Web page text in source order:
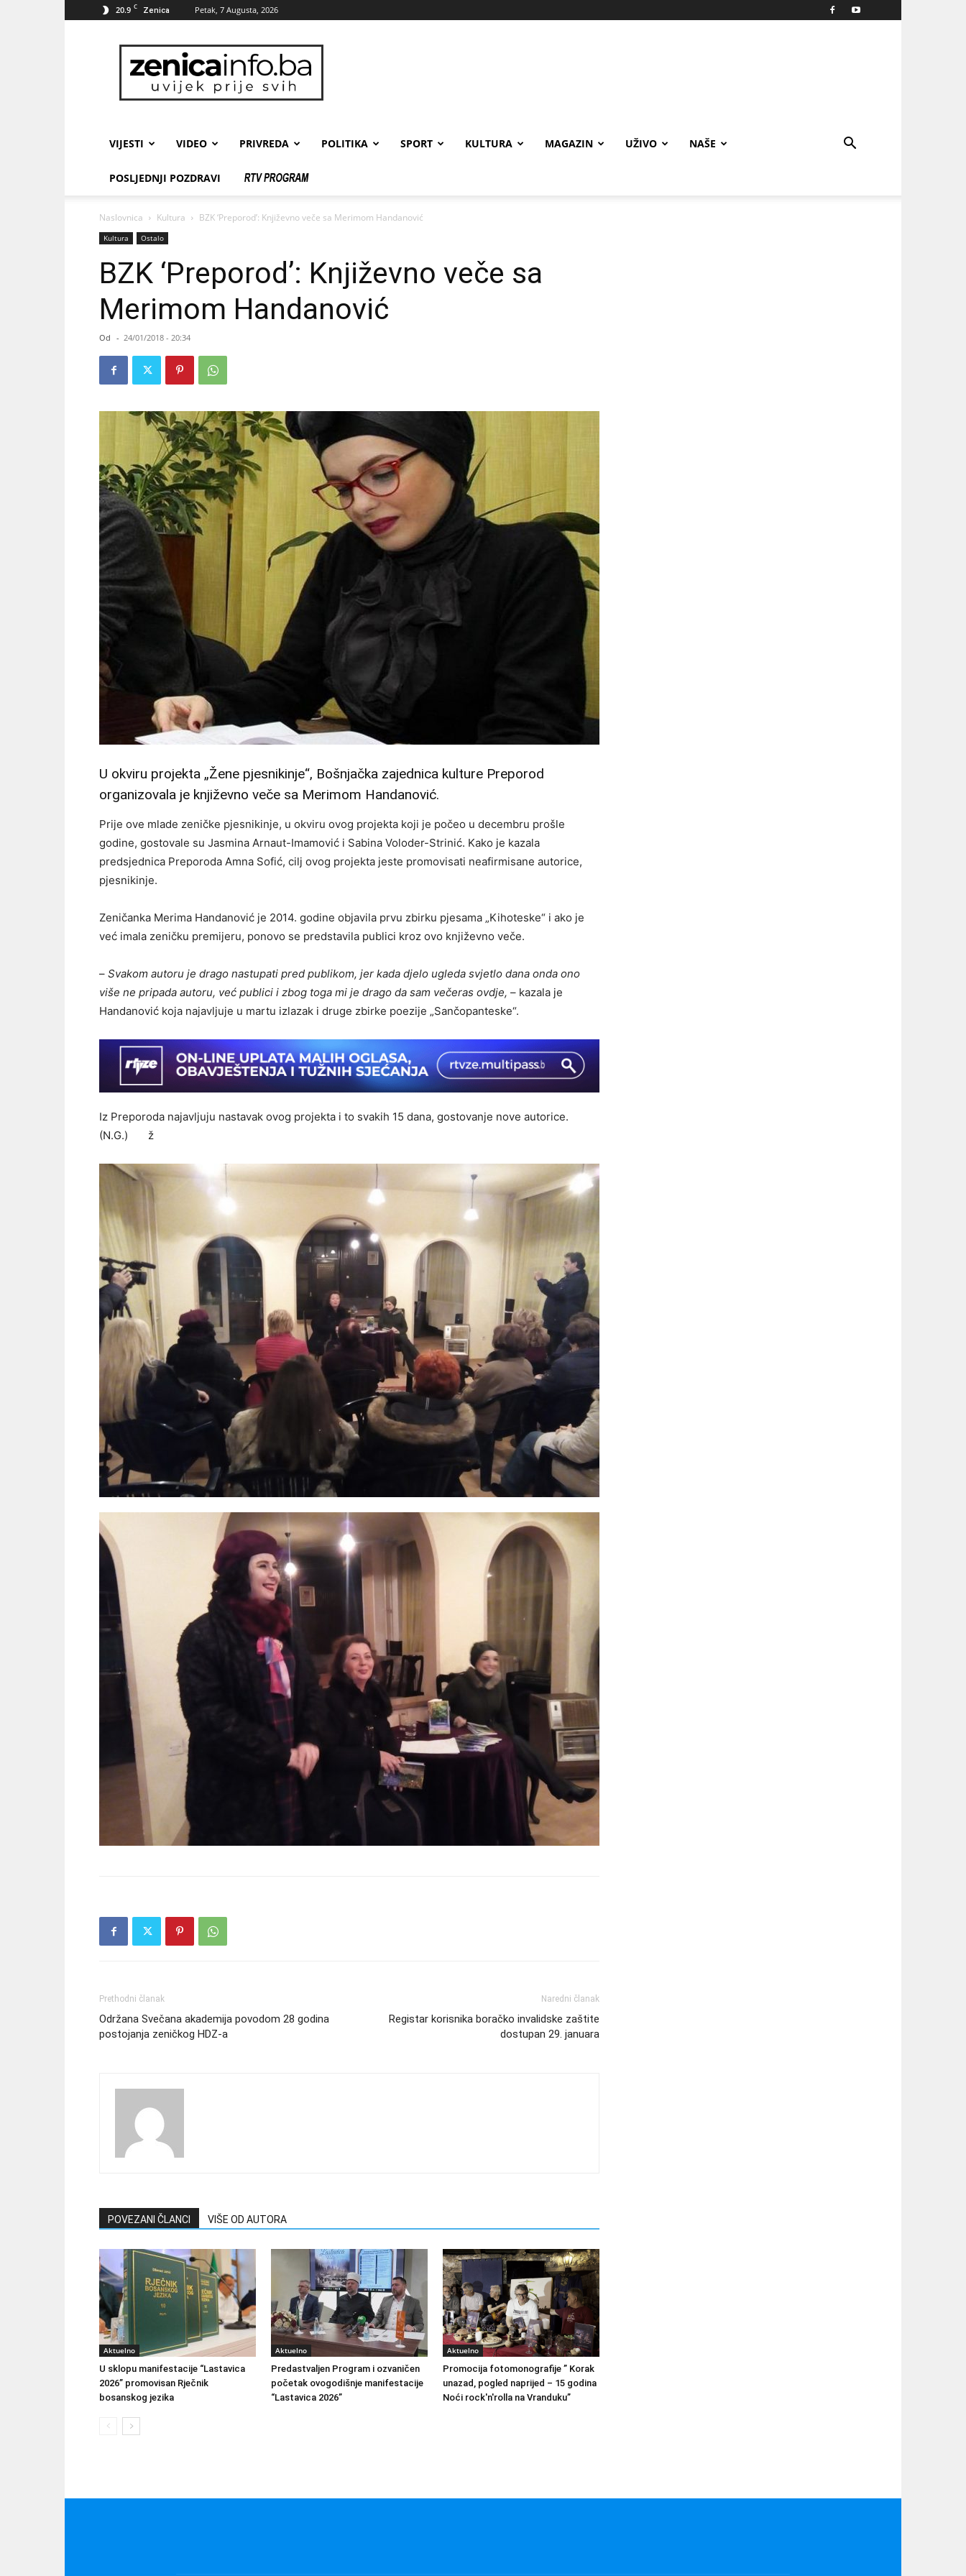
20.9 C Zenica Petak, 7 Augusta, 2026
zenicainfo.ba
VIJESTI VIDEO PRIVREDA POLITIKA SPORT KULTURA MAGAZIN UŽIVO NAŠE
POSLJEDNJI POZDRAVI
Naslovnica Kultura BZK ‘Preporod’: Književno veče sa Merimom Handanović
Kultura Ostalo
BZK ‘Preporod’: Književno veče sa
Merimom Handanović
Od - 24/01/2018 - 20:34
U okviru projekta „Žene pjesnikinje“, Bošnjačka zajednica kulture Preporod
organizovala je književno veče sa Merimom Handanović.
Prije ove mlade zeničke pjesnikinje, u okviru ovog projekta koji je počeo u decembru prošle
godine, gostovale su Jasmina Arnaut-Imamović i Sabina Voloder-Strinić. Kako je kazala
predsjednica Preporoda Amna Sofić, cilj ovog projekta jeste promovisati neafirmisane autorice,
pjesnikinje.
Zeničanka Merima Handanović je 2014. godine objavila prvu zbirku pjesama „Kihoteske“ i ako je
već imala zeničku premijeru, ponovo se predstavila publici kroz ovo književno veče.
– Svakom autoru je drago nastupati pred publikom, jer kada djelo ugleda svjetlo dana onda ono
više ne pripada autoru, već publici i zbog toga mi je drago da sam večeras ovdje, – kazala je
Handanović koja najavljuje u martu izlazak i druge zbirke poezije „Sančopanteske“.
Iz Preporoda najavljuju nastavak ovog projekta i to svakih 15 dana, gostovanje nove autorice.
(N.G.) ž
Prethodni članak
Održana Svečana akademija povodom 28 godina
postojanja zeničkog HDZ-a
Naredni članak
Registar korisnika boračko invalidske zaštite
dostupan 29. januara
POVEZANI ČLANCI VIŠE OD AUTORA
Aktuelno
U sklopu manifestacije “Lastavica
2026” promovisan Rječnik
bosanskog jezika
Aktuelno
Predastvaljen Program i ozvaničen
početak ovogodišnje manifestacije
“Lastavica 2026”
Aktuelno
Promocija fotomonografije ” Korak
unazad, pogled naprijed – 15 godina
Noći rock'n'rolla na Vranduku”